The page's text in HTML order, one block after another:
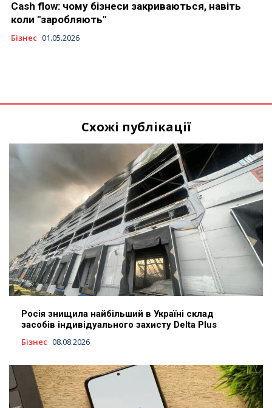
Cash flow: чому бізнеси закриваються, навіть
коли "заробляють"
Бізнес 01.05.2026
Схожі публікації
Росія знищила найбільший в Україні склад
засобів індивідуального захисту Delta Plus
Бізнес 08.08.2026